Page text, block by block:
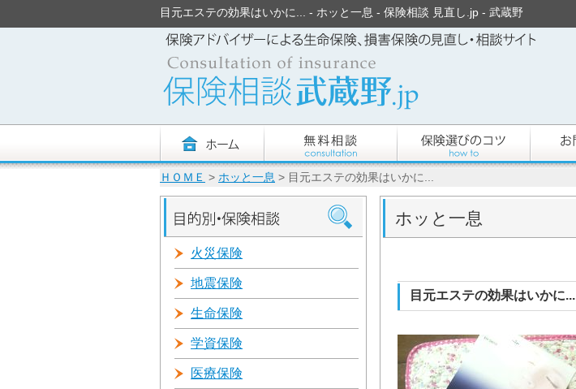
目元エステの効果はいかに... - ホッと一息 - 保険相談 見直し.jp - 武蔵野
ＨＯＭＥ > ホッと一息 > 目元エステの効果はいかに...
ホッと一息
目元エステの効果はいかに...
火災保険
地震保険
生命保険
学資保険
医療保険